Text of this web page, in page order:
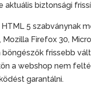
aktuális biztonsági
HTML 5 szabványnak
Mozilla Firefox 30,
frissebb
a webshop nem
garantálni.